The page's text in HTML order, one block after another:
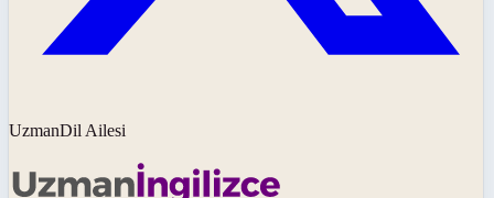
UzmanDil Ailesi